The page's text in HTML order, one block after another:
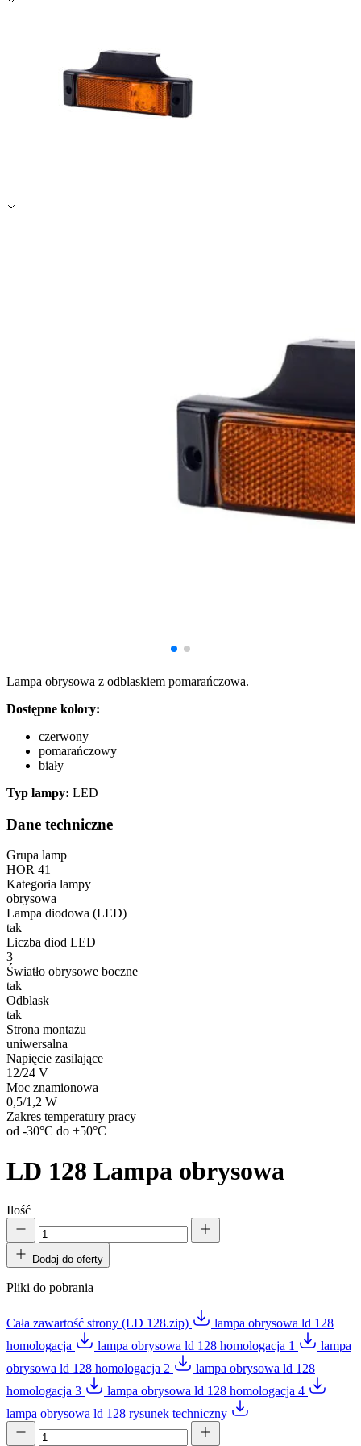
Lampa obrysowa z odblaskiem pomarańczowa.
Dostępne kolory:
czerwony
pomarańczowy
biały
Typ lampy: LED
Dane techniczne
Grupa lamp
HOR 41
Kategoria lampy
obrysowa
Lampa diodowa (LED)
tak
Liczba diod LED
3
Światło obrysowe boczne
tak
Odblask
tak
Strona montażu
uniwersalna
Napięcie zasilające
12/24 V
Moc znamionowa
0,5/1,2 W
Zakres temperatury pracy
od -30°C do +50°C
LD 128 Lampa obrysowa
Ilość
Dodaj do oferty
Pliki do pobrania
Cała zawartość strony (LD 128.zip)
lampa obrysowa ld 128
homologacja
lampa obrysowa ld 128 homologacja 1
lampa
obrysowa ld 128 homologacja 2
lampa obrysowa ld 128
homologacja 3
lampa obrysowa ld 128 homologacja 4
lampa obrysowa ld 128 rysunek techniczny
Akceptuj wszystko